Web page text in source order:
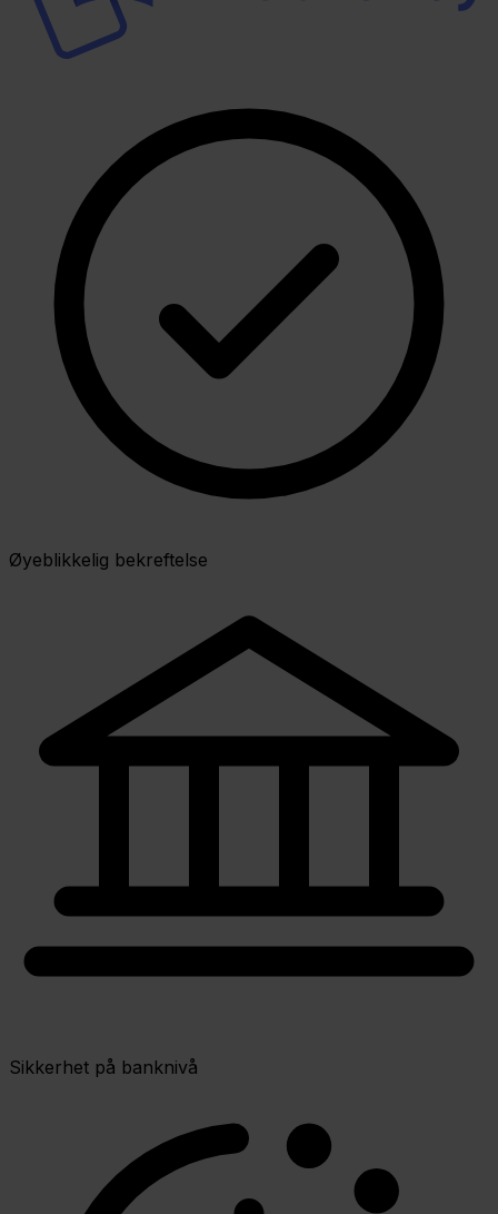
Øyeblikkelig bekreftelse
Sikkerhet på banknivå